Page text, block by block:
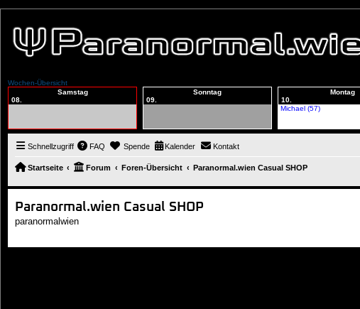
Wochen-Übersicht
Samstag
08.
Sonntag
09.
Montag
10.
Michael (57)
Schnellzugriff FAQ Spende Kalender Kontakt
Startseite Forum Foren-Übersicht Paranormal.wien Casual SHOP
Paranormal.wien Casual SHOP
paranormalwien